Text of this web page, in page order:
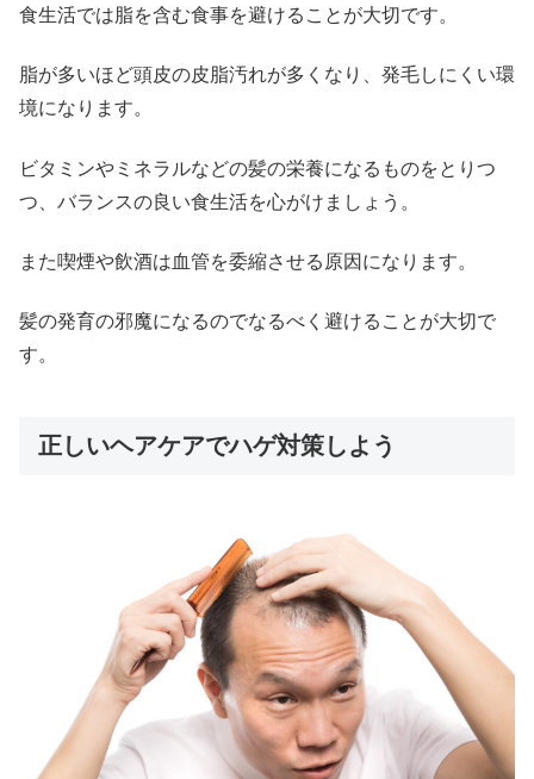
食生活では脂を含む食事を避けることが大切です。
脂が多いほど頭皮の皮脂汚れが多くなり、発毛しにくい環
境になります。
ビタミンやミネラルなどの髪の栄養になるものをとりつ
つ、バランスの良い食生活を心がけましょう。
また喫煙や飲酒は血管を委縮させる原因になります。
髪の発育の邪魔になるのでなるべく避けることが大切で
す。
正しいヘアケアでハゲ対策しよう